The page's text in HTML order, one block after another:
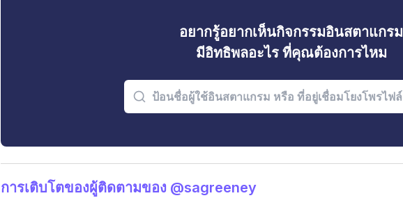
อยากรู้อยากเห็นกิจกรรมอินสตาแกรม
มีอิทธิพลอะไร ที่คุณต้องการไหม
การเติบโตของผู้ติดตามของ @sagreeney